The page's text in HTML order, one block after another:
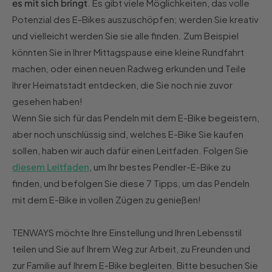
es mit sich bringt . Es gibt viele Möglichkeiten, das volle
Potenzial des E-Bikes auszuschöpfen; werden Sie kreativ
und vielleicht werden Sie sie alle finden. Zum Beispiel
könnten Sie in Ihrer Mittagspause eine kleine Rundfahrt
machen, oder einen neuen Radweg erkunden und Teile
Ihrer Heimatstadt entdecken, die Sie noch nie zuvor
gesehen haben!
Wenn Sie sich für das Pendeln mit dem E-Bike begeistern,
aber noch unschlüssig sind, welches E-Bike Sie kaufen
sollen, haben wir auch dafür einen Leitfaden. Folgen Sie
diesem Leitfaden , um Ihr bestes Pendler-E-Bike zu
finden, und befolgen Sie diese 7 Tipps, um das Pendeln
mit dem E-Bike in vollen Zügen zu genießen!
TENWAYS möchte Ihre Einstellung und Ihren Lebensstil
teilen und Sie auf Ihrem Weg zur Arbeit, zu Freunden und
zur Familie auf Ihrem E-Bike begleiten. Bitte besuchen Sie